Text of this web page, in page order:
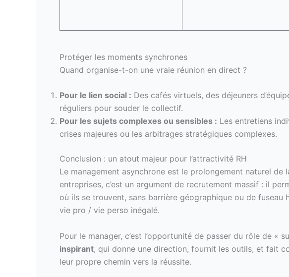
Protéger les moments synchrones
Quand organise-t-on une vraie réunion en direct ?
Pour le lien social : Des cafés virtuels, des déjeuners
réguliers pour souder le collectif.
Pour les sujets complexes ou sensibles : Les entretiens
crises majeures ou les arbitrages stratégiques complexes.
Conclusion : un atout majeur pour l’attractivité RH
Le management asynchrone est le prolongement naturel de
entreprises, c’est un argument de recrutement massif : il
où ils se trouvent, sans barrière géographique ou de
vie pro / vie perso inégalé.
Pour le manager, c’est l’opportunité de passer du rôle de «
inspirant, qui donne une direction, fournit les outils, et fait
leur propre chemin vers la réussite.